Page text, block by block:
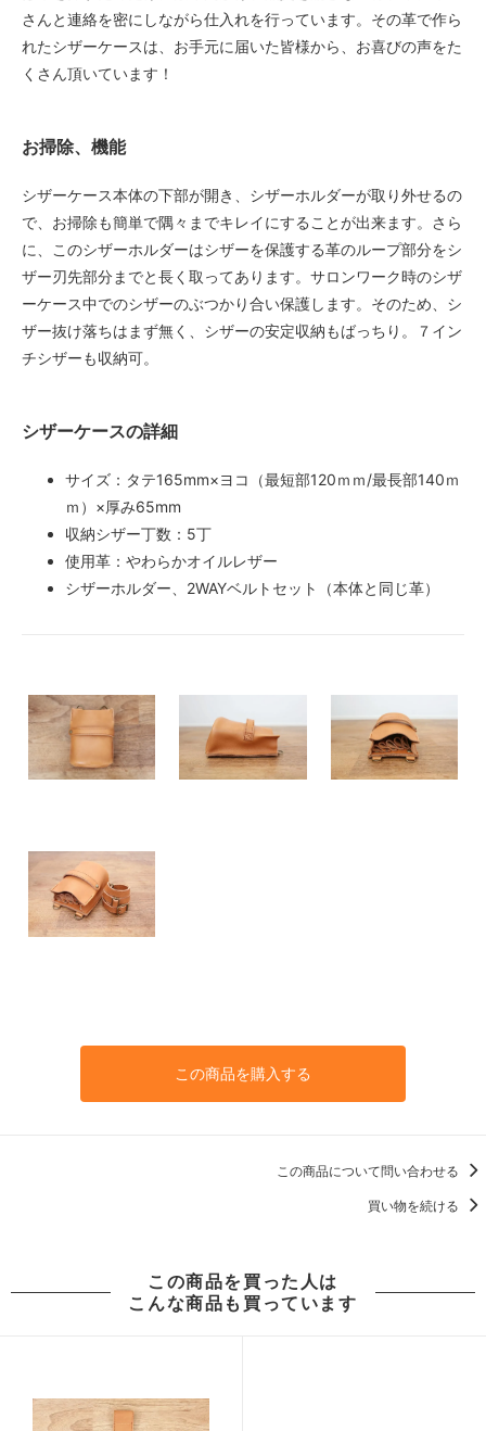
さんと連絡を密にしながら仕入れを行っています。その革で作ら
れたシザーケースは、お手元に届いた皆様から、お喜びの声をた
くさん頂いています！
お掃除、機能
シザーケース本体の下部が開き、シザーホルダーが取り外せるの
で、お掃除も簡単で隅々までキレイにすることが出来ます。さら
に、このシザーホルダーはシザーを保護する革のループ部分をシ
ザー刃先部分までと長く取ってあります。サロンワーク時のシザ
ーケース中でのシザーのぶつかり合い保護します。そのため、シ
ザー抜け落ちはまず無く、シザーの安定収納もばっちり。７イン
チシザーも収納可。
シザーケースの詳細
サイズ：タテ165mm×ヨコ（最短部120ｍｍ/最長部140ｍ
ｍ）×厚み65mm
収納シザー丁数：5丁
使用革：やわらかオイルレザー
シザーホルダー、2WAYベルトセット（本体と同じ革）
この商品を購入する
この商品について問い合わせる
買い物を続ける
この商品を買った人は
こんな商品も買っています